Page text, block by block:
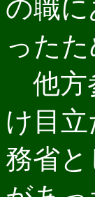
の職
った
他方
け目
務省